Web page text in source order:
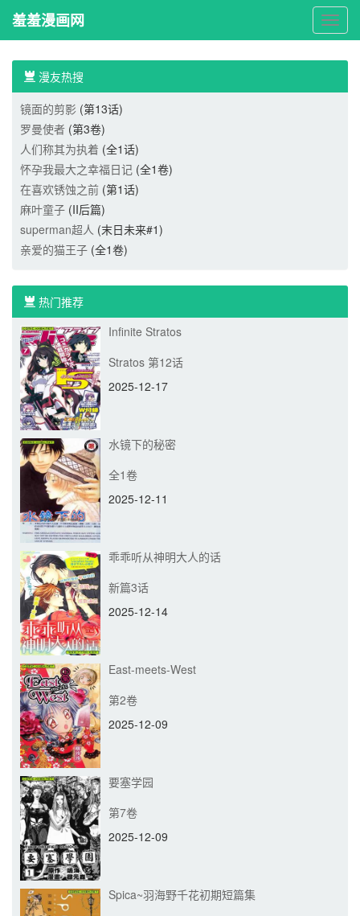
羞
羞
羞羞漫画网
漫友热搜
镜面的剪影 (第13话)
罗曼使者 (第3卷)
人们称其为执着 (全1话)
怀孕我最大之幸福日记 (全1卷)
在喜欢锈蚀之前 (第1话)
麻叶童子 (II后篇)
superman超人 (末日未来#1)
亲爱的猫王子 (全1卷)
热门推荐
Infinite Stratos
Stratos 第12话
2025-12-17
水镜下的秘密
全1卷
2025-12-11
乖乖听从神明大人的话
新篇3话
2025-12-14
East-meets-West
第2卷
2025-12-09
要塞学园
第7卷
2025-12-09
Spica~羽海野千花初期短篇集